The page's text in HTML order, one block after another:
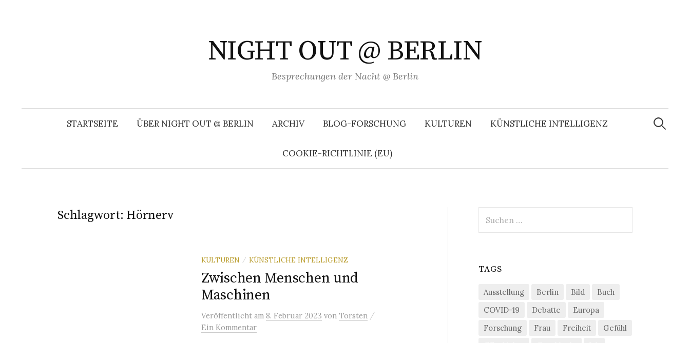
NIGHT OUT @ BERLIN
Besprechungen der Nacht @ Berlin
STARTSEITE ÜBER NIGHT OUT @ BERLIN ARCHIV BLOG-FORSCHUNG KULTUREN KÜNSTLICHE INTELLIGENZ
COOKIE-RICHTLINIE (EU)
Suchen
nach:
Schlagwort: Hörnerv
KULTUREN / KÜNSTLICHE INTELLIGENZ
Zwischen Menschen und
Maschinen
Veröffentlicht am 8. Februar 2023 von Torsten /
Ein Kommentar
nach:
TAGS
Ausstellung Berlin Bild
Buch
COVID-19
Debatte
Europa
Forschung
Frau Freiheit
Gefühl